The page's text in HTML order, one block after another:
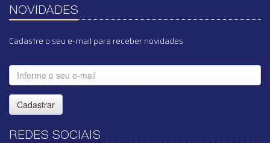
NOVIDADES
Cadastre o seu e-mail para receber novidades
Cadastrar
REDES SOCIAIS